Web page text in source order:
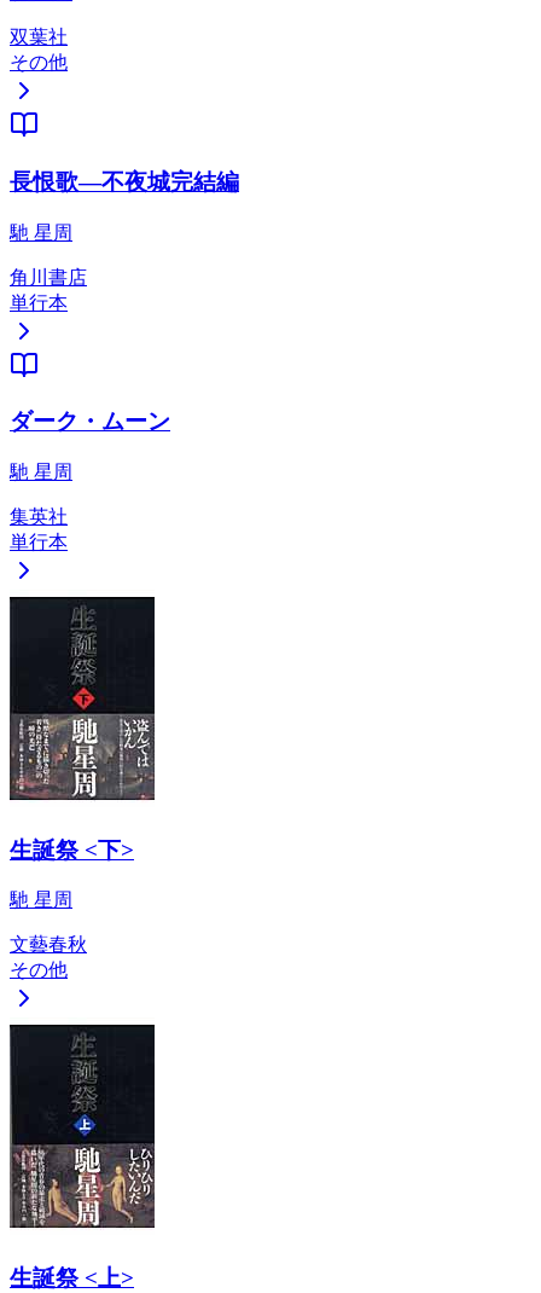
双葉社
その他
長恨歌―不夜城完結編
馳 星周
角川書店
単行本
ダーク・ムーン
馳 星周
集英社
単行本
生誕祭 <下>
馳 星周
文藝春秋
その他
生誕祭 <上>